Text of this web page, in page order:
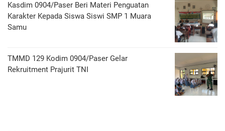
Kasdim 0904/Paser Beri Materi Penguatan
Karakter Kepada Siswa Siswi SMP 1 Muara
Samu
TMMD 129 Kodim 0904/Paser Gelar
Rekruitment Prajurit TNI